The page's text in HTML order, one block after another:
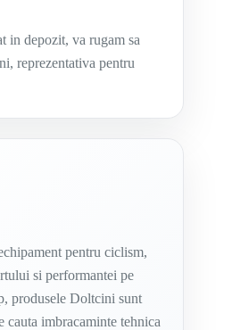
in depozit, va rugam sa
reprezentativa pentru
pentru ciclism,
si performantei pe
produsele Doltcini sunt
imbracaminte tehnica